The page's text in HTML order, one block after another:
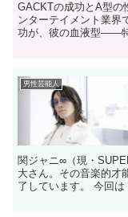
GACKTの成功とA型の
ンターテイメント業界
功が、彼の血液型――
男性芸能人
関ジャニ∞（現・
大さん。​その音楽的才
了しています。​ 今回は